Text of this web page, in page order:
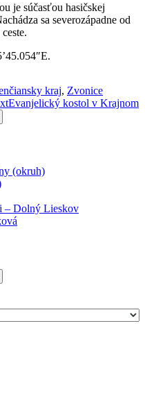
je súčasťou hasičskej
sa severozápadne od
kraj, Zvonice
Evanjelický kostol v Krajnom
(okruh)
– Dolný Lieskov